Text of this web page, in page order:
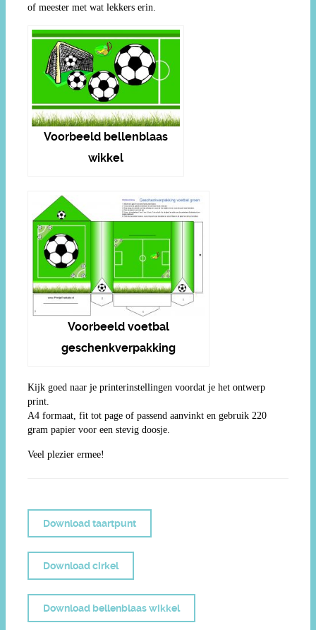
of meester met wat lekkers erin.
Voorbeeld bellenblaas
wikkel
Voorbeeld voetbal
geschenkverpakking
Kijk goed naar je printerinstellingen voordat je het ontwerp
print.
A4 formaat, fit tot page of passend aanvinkt en gebruik 220
gram papier voor een stevig doosje.
Veel plezier ermee!
Download taartpunt
Download cirkel
Download bellenblaas wikkel